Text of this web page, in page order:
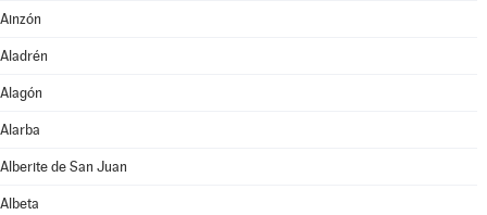
Ainzón
Aladrén
Alagón
Alarba
Alberite de San Juan
Albeta